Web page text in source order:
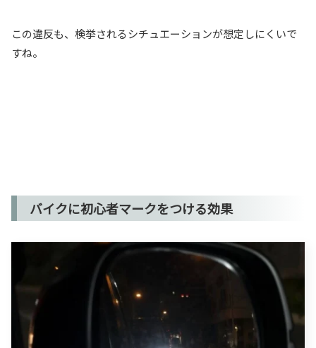
この違反も、検挙されるシチュエーションが想定しにくいで
すね。
バイクに初心者マークをつける効果